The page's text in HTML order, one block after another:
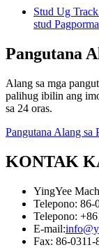
Stud Ug
stud
Pangutana
Alang sa mga
palihug ibilin ang
sa 24 oras.
Pangutana Alang sa
KONTAK
YingYee
Telepono: 86-
Telepono:
E-mail:
Fax: 86-0311-